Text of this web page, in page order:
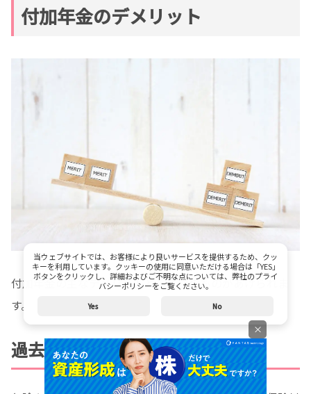
付加年金のデメリット
付加年金の主なデメリットとして次のものがあげられま
す。
過去にさかのぼって支払い不可
当ウェブサイトでは、お客様により良いサービスを提供するため、クッ
キーを利用しています。クッキーの使用に同意いただける場合は「YES」
ボタンをクリックし、詳細およびご不明な点については、弊社のプライ
バシーポリシーをご覧ください。
Yes No
×